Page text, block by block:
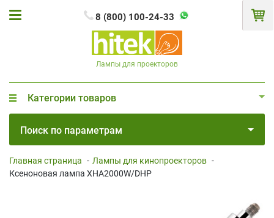
8 (800) 100-24-33
Лампы для проекторов
Категории товаров
Поиск по параметрам
Главная страница - Лампы для кинопроекторов -
Ксеноновая лампа XHA2000W/DHP